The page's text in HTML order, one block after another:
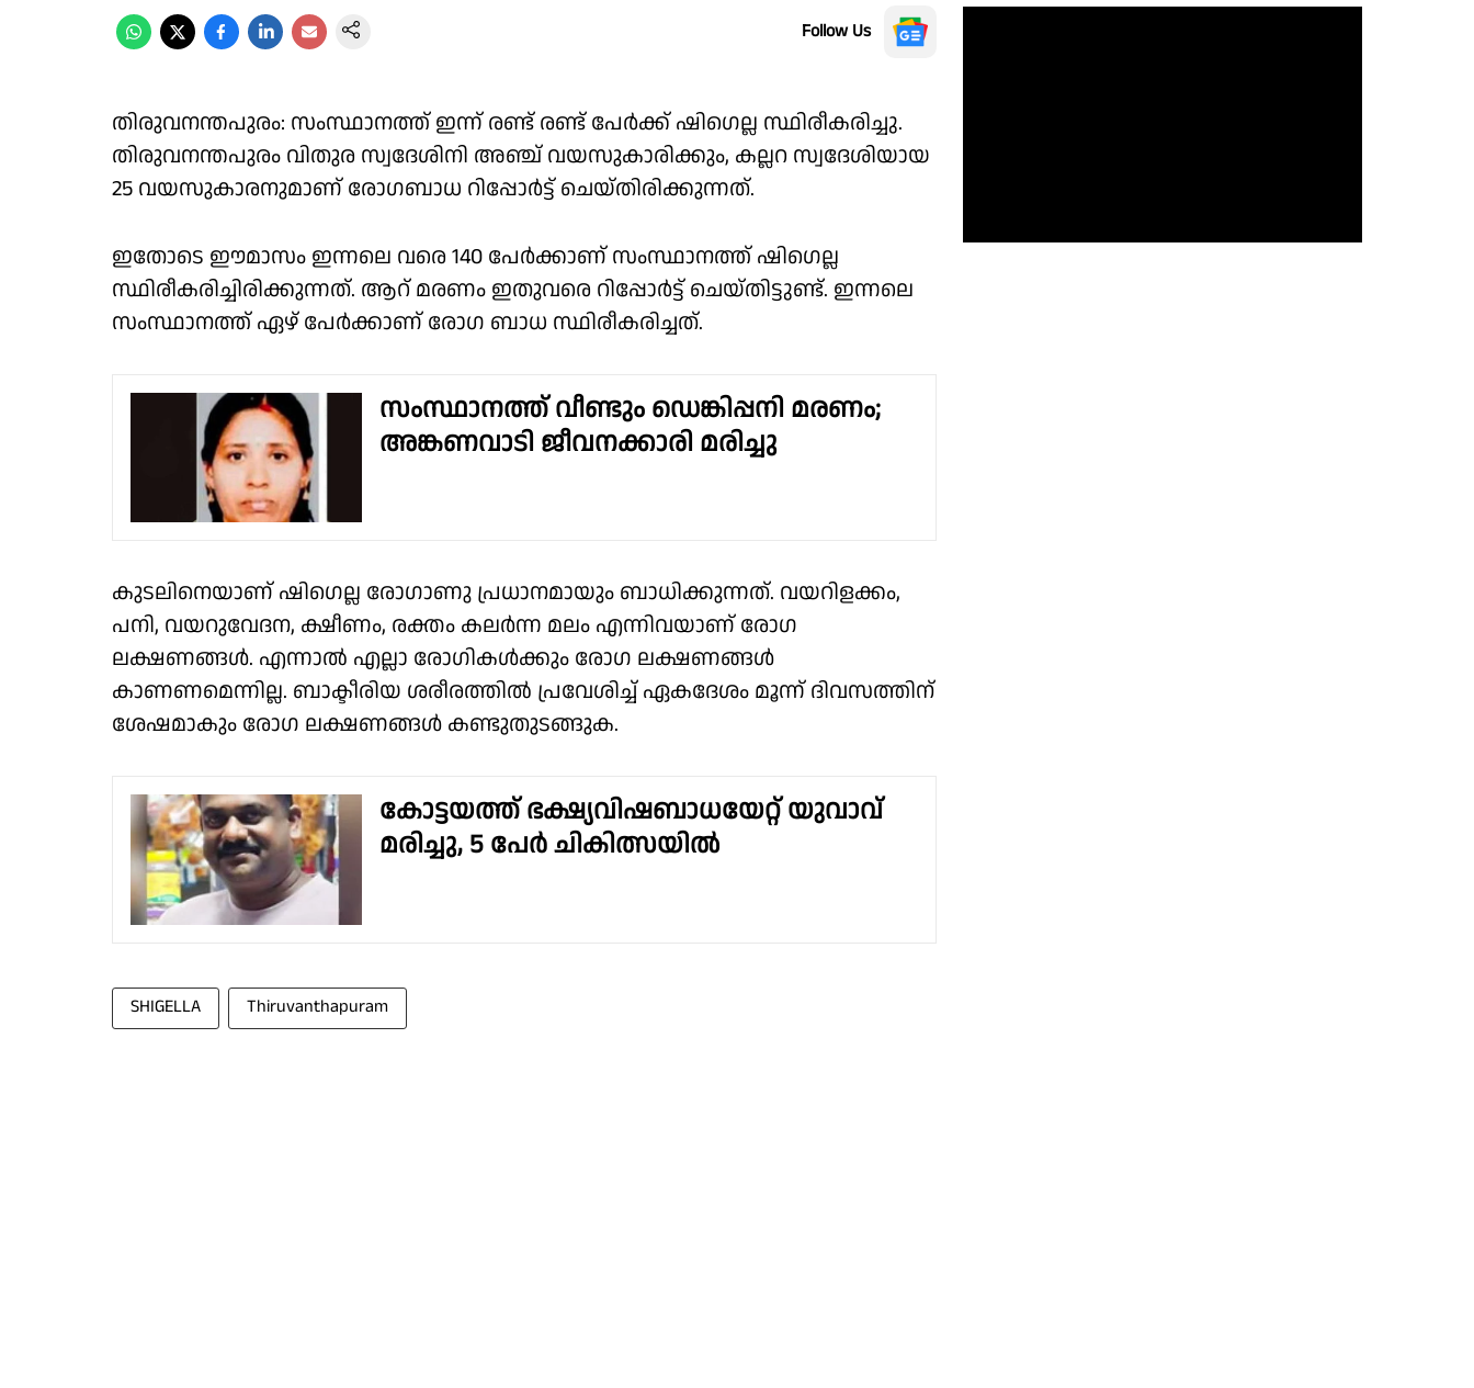
Follow Us
തിരുവനന്തപുരം: സംസ്ഥാനത്ത് ഇന്ന് രണ്ട് രണ്ട് പേർക്ക് ഷിഗെല്ല സ്ഥിരീകരിച്ചു.
തിരുവനന്തപുരം വിതുര സ്വദേശിനി അഞ്ച് വയസുകാരിക്കും, കല്ലറ സ്വദേശിയായ
25 വയസുകാരനുമാണ് രോഗബാധ റിപ്പോർട്ട് ചെയ്തിരിക്കുന്നത്.
ഇതോടെ ഈമാസം ഇന്നലെ വരെ 140 പേർക്കാണ് സംസ്ഥാനത്ത് ഷിഗെല്ല
സ്ഥിരീകരിച്ചിരിക്കുന്നത്. ആറ് മരണം ഇതുവരെ റിപ്പോർട്ട് ചെയ്തിട്ടുണ്ട്. ഇന്നലെ
സംസ്ഥാനത്ത് ഏഴ് പേര്‍ക്കാണ് രോഗ ബാധ സ്ഥിരീകരിച്ചത്.
സംസ്ഥാനത്ത് വീണ്ടും ഡെങ്കിപ്പനി മരണം;
അങ്കണവാടി ജീവനക്കാരി മരിച്ചു
കുടലിനെയാണ് ഷിഗെല്ല രോഗാണു പ്രധാനമായും ബാധിക്കുന്നത്. വയറിളക്കം,
പനി, വയറുവേദന, ക്ഷീണം, രക്തം കലര്‍ന്ന മലം എന്നിവയാണ് രോഗ
ലക്ഷണങ്ങള്‍. എന്നാല്‍ എല്ലാ രോഗികള്‍ക്കും രോഗ ലക്ഷണങ്ങള്‍
കാണണമെന്നില്ല. ബാക്ടീരിയ ശരീരത്തില്‍ പ്രവേശിച്ച് ഏകദേശം മൂന്ന് ദിവസത്തിന്
ശേഷമാകും രോഗ ലക്ഷണങ്ങള്‍ കണ്ടുതുടങ്ങുക.
കോട്ടയത്ത് ഭക്ഷ്യവിഷബാധയേറ്റ് യുവാവ്
മരിച്ചു, 5 പേർ ചികിത്സയിൽ
SHIGELLA Thiruvanthapuram